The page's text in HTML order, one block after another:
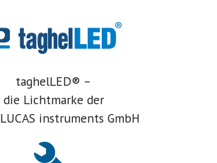
taghelLED® –
die Lichtmarke der
LUCAS instruments GmbH